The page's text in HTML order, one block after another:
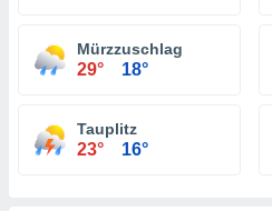
Mürzzuschlag
29° 18°
Tauplitz
23° 16°